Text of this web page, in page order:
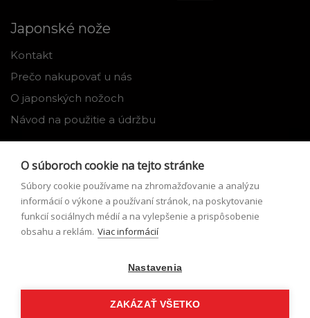
Japonské nože
Kontakt
Prečo nakupovať u nás
O japonských nožoch
Návod na použitie a údržbu
Môj profil
Zabudnuté heslo
Formulár pre odstúpenie od zmluvy
O súboroch cookie na tejto stránke
Súbory cookie používame na zhromažďovanie a analýzu
informácií o výkone a používaní stránok, na poskytovanie
funkcií sociálnych médií a na vylepšenie a prispôsobenie
obsahu a reklám. Viac informácií
Nastavenia
ZAKÁZAŤ VŠETKO